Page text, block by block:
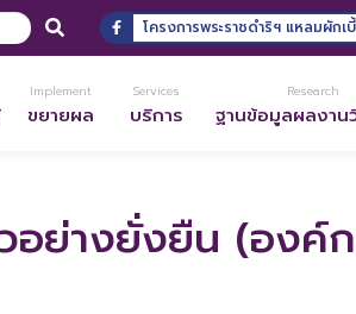
โครงการพระราชดำริฯ แหลมผักเ
Implement
ขยายผล
Services
บริการ
Research
ฐานข้อมูลผลงาน
ย่างยั่งยืน (องค์